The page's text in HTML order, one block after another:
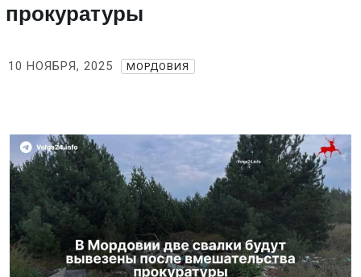
прокуратуры
10 НОЯБРЯ, 2025 МОРДОВИЯ